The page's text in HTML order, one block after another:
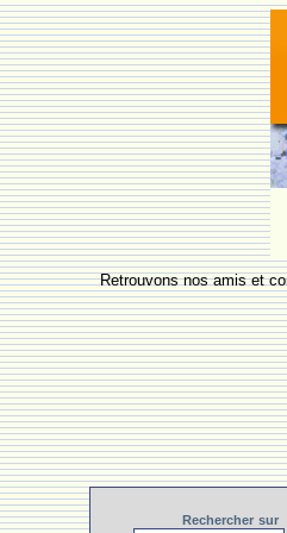
Retrouvons nos amis et
Rechercher sur